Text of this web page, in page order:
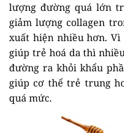
lượng đường quá lớn
giảm lượng collagen
xuất hiện nhiều hơn. Vì
giúp trẻ hoá da thì
đường ra khỏi khẩu
giúp cơ thể trẻ trung
quá mức.